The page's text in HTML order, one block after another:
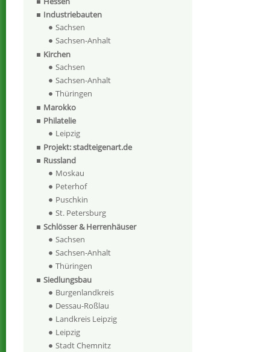
Industriebauten
Sachsen
Sachsen-Anhalt
Kirchen
Sachsen
Sachsen-Anhalt
Thüringen
Marokko
Philatelie
Leipzig
Projekt: stadteigenart.de
Russland
Moskau
Peterhof
Puschkin
St. Petersburg
Schlösser & Herrenhäuser
Sachsen
Sachsen-Anhalt
Thüringen
Siedlungsbau
Burgenlandkreis
Dessau-Roßlau
Landkreis Leipzig
Leipzig
Stadt Chemnitz